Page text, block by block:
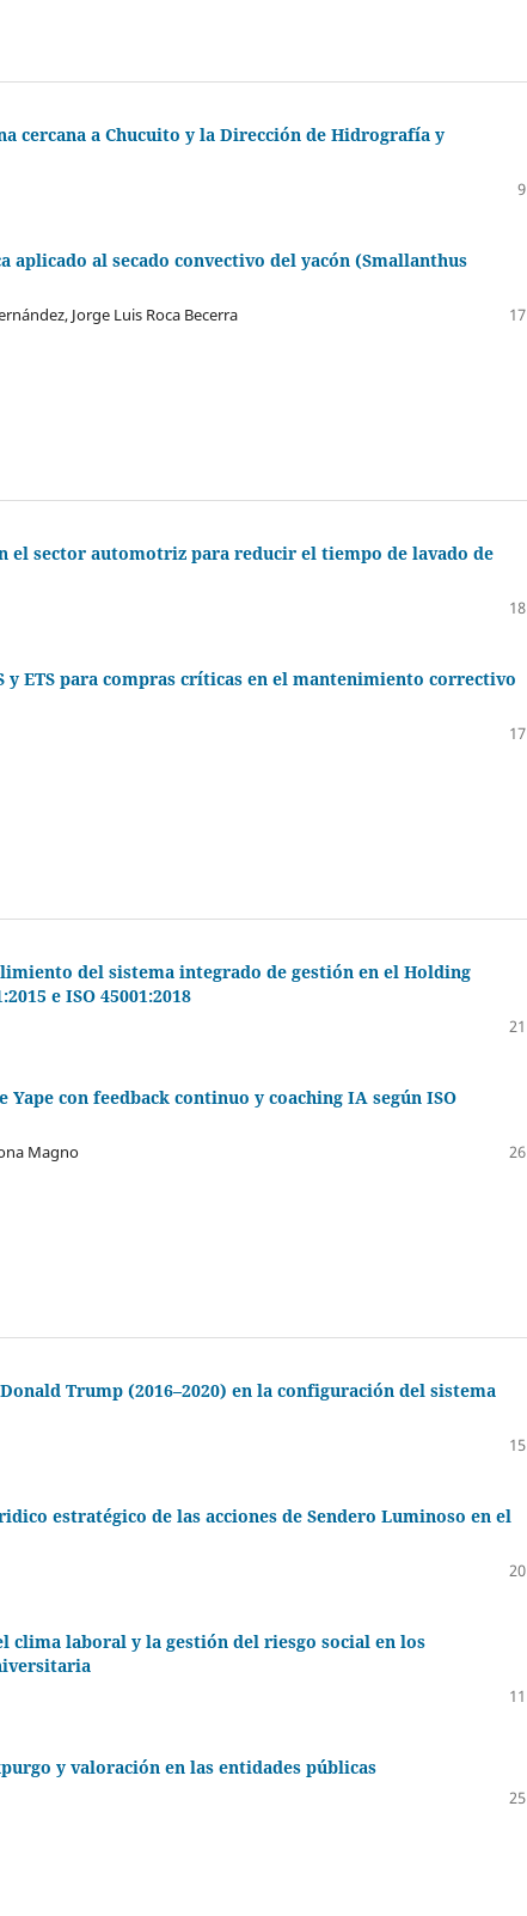
cercana a Chucuito y la Dirección de Hidrografía y
9
al secado convectivo del yacón (Smallanthus
Jorge Luis Roca Becerra 17
el sector automotriz para reducir el tiempo de lavado de
18
ETS para compras críticas en el mantenimiento correctivo
17
del sistema integrado de gestión en el Holding
e ISO 45001:2018
21
con feedback continuo y coaching IA según ISO
Magno 26
Trump (2016–2020) en la configuración del sistema
15
estratégico de las acciones de Sendero Luminoso en el
20
clima laboral y la gestión del riesgo social en los
11
y valoración en las entidades públicas
25